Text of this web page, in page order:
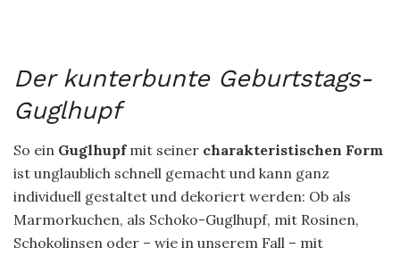
Der kunterbunte Geburtstags-
Guglhupf
So ein Guglhupfmit seiner charakteristischen Form
ist unglaublich schnell gemacht und kann ganz
individuell gestaltet und dekoriert werden: Ob als
Marmorkuchen, als Schoko-Guglhupf, mit Rosinen,
Schokolinsen oder – wie in unserem Fall – mit